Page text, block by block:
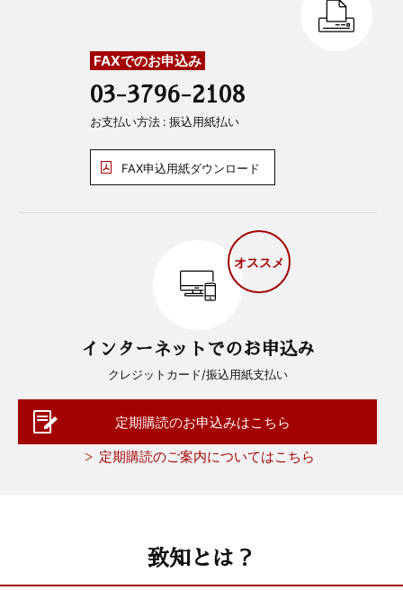
FAXでのお申込み
03-3796-2108
お支払い方法 : 振込用紙払い
FAX申込用紙ダウンロード
オススメ
インターネットでのお申込み
クレジットカード/振込用紙支払い
定期購読のお申込みはこちら
定期購読のご案内についてはこちら
致知とは？